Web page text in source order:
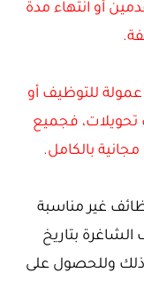
أو انتهاء مدة
للتوظيف أو
تحويلات، فجميع
بالكامل.
غير مناسبة
بتاريخ
ذلك وللحصول على